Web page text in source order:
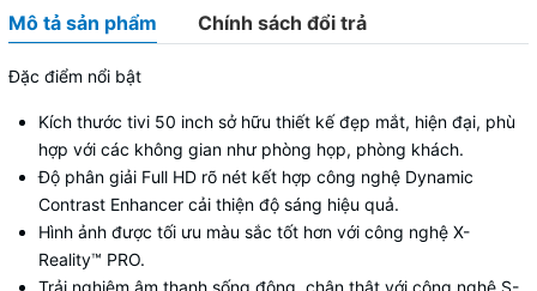
Mô tả sản phẩm Chính sách đổi trả
Đặc điểm nổi bật
Kích thước tivi 50 inch sở hữu thiết kế đẹp mắt, hiện đại, phù
hợp với các không gian như phòng họp, phòng khách.
Độ phân giải Full HD rõ nét kết hợp công nghệ Dynamic
Contrast Enhancer cải thiện độ sáng hiệu quả.
Hình ảnh được tối ưu màu sắc tốt hơn với công nghệ X-
Reality™ PRO.
Trải nghiệm âm thanh sống động, chân thật với công nghệ S-